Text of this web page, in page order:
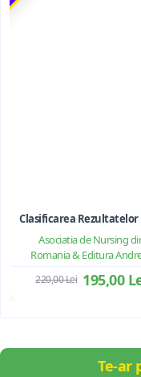
Asociatia de Nursing
Romania & Editura
195,00
220,00 Lei
Te-ar